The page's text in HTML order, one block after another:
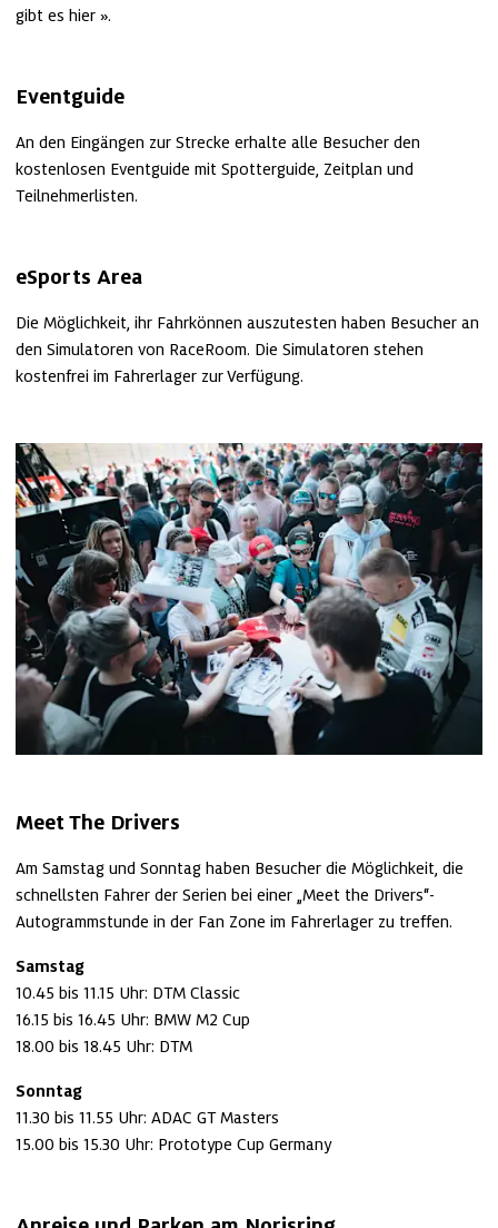
gibt es hier .
Eventguide
An den Eingängen zur Strecke erhalte alle Besucher den
kostenlosen Eventguide mit Spotterguide, Zeitplan und
Teilnehmerlisten.
eSports Area
Die Möglichkeit, ihr Fahrkönnen auszutesten haben Besucher an
den Simulatoren von RaceRoom. Die Simulatoren stehen
kostenfrei im Fahrerlager zur Verfügung.
Meet The Drivers
Am Samstag und Sonntag haben Besucher die Möglichkeit, die
schnellsten Fahrer der Serien bei einer „Meet the Drivers“-
Autogrammstunde in der Fan Zone im Fahrerlager zu treffen.
Samstag
10.45 bis 11.15 Uhr: DTM Classic
16.15 bis 16.45 Uhr: BMW M2 Cup
18.00 bis 18.45 Uhr: DTM
Sonntag
11.30 bis 11.55 Uhr: ADAC GT Masters
15.00 bis 15.30 Uhr: Prototype Cup Germany